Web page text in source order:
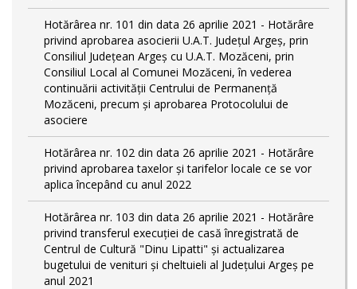
Hotărârea nr. 101 din data 26 aprilie 2021 - Hotărâre
privind aprobarea asocierii U.A.T. Județul Argeș, prin
Consiliul Județean Argeș cu U.A.T. Mozăceni, prin
Consiliul Local al Comunei Mozăceni, în vederea
continuării activității Centrului de Permanență
Mozăceni, precum și aprobarea Protocolului de
asociere
Hotărârea nr. 102 din data 26 aprilie 2021 - Hotărâre
privind aprobarea taxelor și tarifelor locale ce se vor
aplica începând cu anul 2022
Hotărârea nr. 103 din data 26 aprilie 2021 - Hotărâre
privind transferul execuției de casă înregistrată de
Centrul de Cultură "Dinu Lipatti" și actualizarea
bugetului de venituri și cheltuieli al Județului Argeș pe
anul 2021